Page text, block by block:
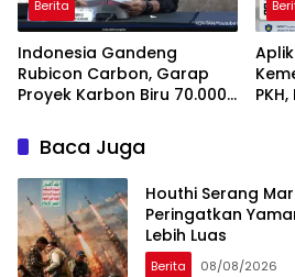
Berita
Indonesia Gandeng
Rubicon Carbon, Garap
Proyek Karbon Biru 70.000
Baca Juga
Houthi Serang
Peringatkan
Lebih Luas
Berita 08/08/2026